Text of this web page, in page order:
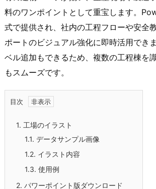
料のワンポイントとして重宝します。
式で提供され、社内の工程フローや安全
ポートのビジュアル強化に即時活用でき
ベル追加もできるため、複数の工程棟を
もスムーズです。
目次
1. 工場のイラスト
1.1. データサンプル画像
1.2. イラスト内容
1.3. 使用例
2. パワーポイント版ダウンロード